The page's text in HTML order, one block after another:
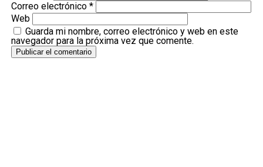
Correo electrónico *
Web
Guarda mi nombre, correo electrónico y web en este
navegador para la próxima vez que comente.